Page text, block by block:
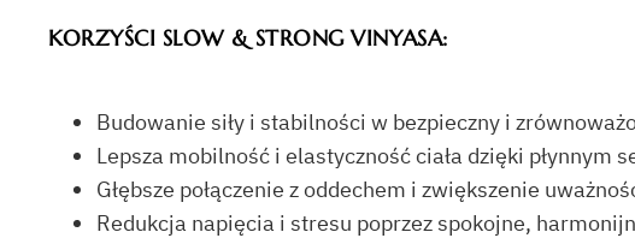
KORZYŚCI SLOW & STRONG VINYASA:
Budowanie siły i stabilności w bezpieczny i
Lepsza mobilność i elastyczność ciała dzięki płynnym
Głębsze połączenie z oddechem i zwiększenie
Redukcja napięcia i stresu poprzez spokojne,